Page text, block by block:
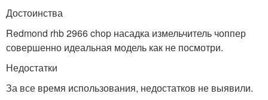
Достоинства
Redmond rhb 2966 chop насадка измельчитель чоппер
совершенно идеальная модель как не посмотри.
Недостатки
За все время использования, недостатков не выявили.